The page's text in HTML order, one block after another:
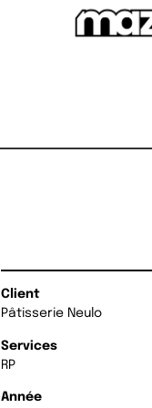
Client
Pâtisserie Neulo
Services
RP
Année